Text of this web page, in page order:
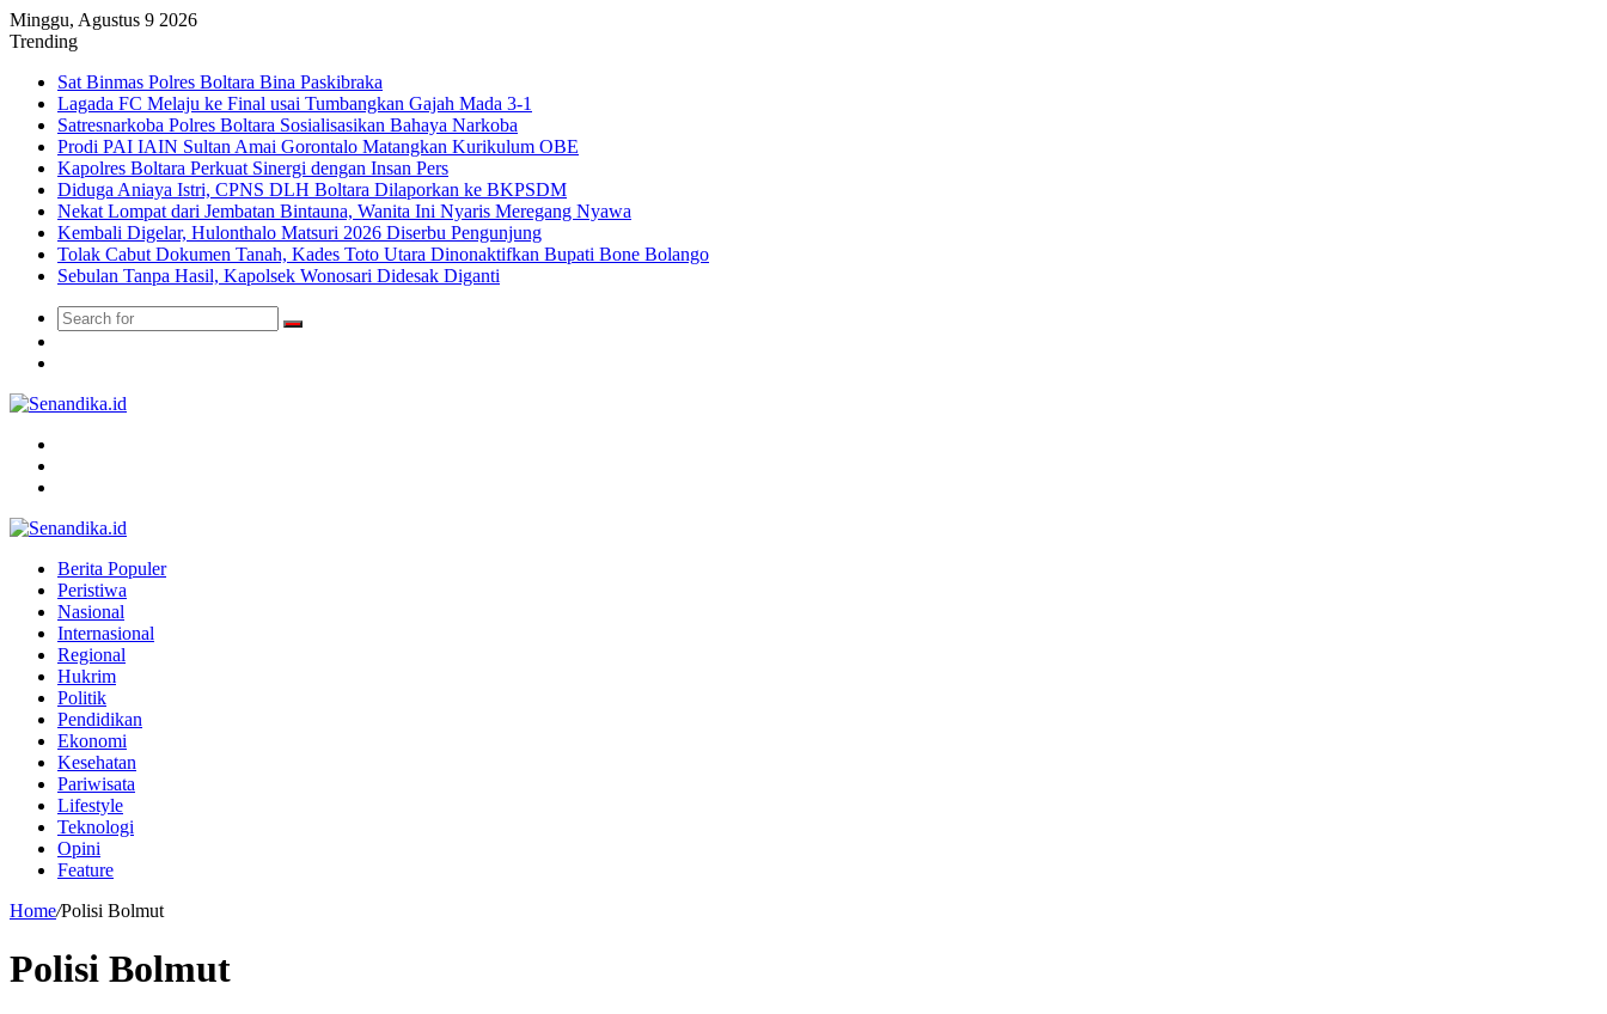
Minggu, Agustus 9 2026
Trending
Sat Binmas Polres Boltara Bina Paskibraka
Lagada FC Melaju ke Final usai Tumbangkan Gajah Mada 3-1
Satresnarkoba Polres Boltara Sosialisasikan Bahaya Narkoba
Prodi PAI IAIN Sultan Amai Gorontalo Matangkan Kurikulum OBE
Kapolres Boltara Perkuat Sinergi dengan Insan Pers
Diduga Aniaya Istri, CPNS DLH Boltara Dilaporkan ke BKPSDM
Nekat Lompat dari Jembatan Bintauna, Wanita Ini Nyaris Meregang Nyawa
Kembali Digelar, Hulonthalo Matsuri 2026 Diserbu Pengunjung
Tolak Cabut Dokumen Tanah, Kades Toto Utara Dinonaktifkan Bupati Bone Bolango
Sebulan Tanpa Hasil, Kapolsek Wonosari Didesak Diganti
Search
Berita Populer
Peristiwa
Nasional
Internasional
Regional
Hukrim
Politik
Pendidikan
Ekonomi
Kesehatan
Pariwisata
Lifestyle
Teknologi
Opini
Feature
Home/Polisi Bolmut
Polisi Bolmut